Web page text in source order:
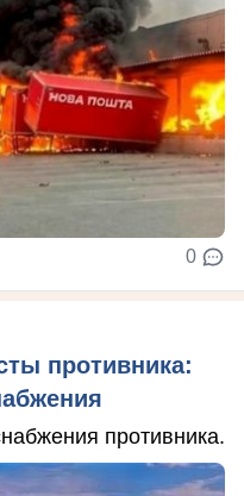
0
противника:
противника.